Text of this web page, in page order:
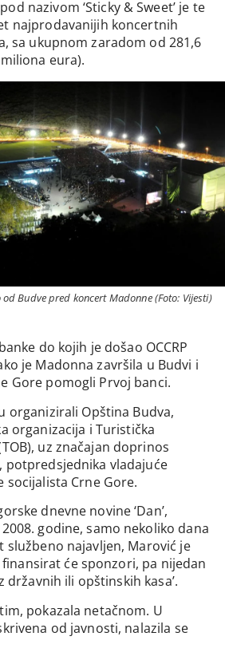
nazivom ‘Sticky & Sweet’ je te
najprodavanijih koncertnih
sa ukupnom zaradom od 281,6
eura).
od Budve pred koncert Madonne (Foto: Vijesti)
do kojih je došao OCCRP
je Madonna završila u Budvi i
Gore pomogli Prvoj banci.
organizirali Opština Budva,
organizacija i Turistička
uz značajan doprinos
potpredsjednika vladajuće
Crne Gore.
dnevne novine ‘Dan’,
godine, samo nekoliko dana
službeno najavljen, Marović je
finansirat će sponzori, pa nijedan
državnih ili opštinskih kasa’.
pokazala netačnom. U
od javnosti, nalazila se